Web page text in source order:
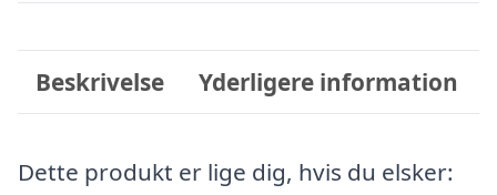
Beskrivelse Yderligere information
Dette produkt er lige dig, hvis du elsker: